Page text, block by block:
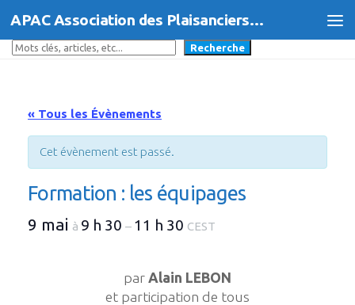
Skip to content APAC Association des Plaisanciers d'Agde et du Cap
Rechercher
Recherche
« Tous les Évènements
Cet évènement est passé.
Formation : les équipages
9 mai à 9 h 30 – 11 h 30 CEST
par Alain LEBON
et participation de tous